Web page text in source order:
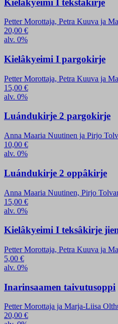
Petter Morottaja, Petra Kuuva ja
20,00 €
alv. 0%
Kielâkyeimi I pargokirje
Petter Morottaja, Petra Kuuva ja
15,00 €
alv. 0%
Luándukirje 2 pargokirje
Anna Maaria Nuutinen ja Pirjo
10,00 €
alv. 0%
Luándukirje 2 oppâkirje
Anna Maaria Nuutinen, Pirjo
15,00 €
alv. 0%
Kielâkyeimi I teksâkirje
Petter Morottaja, Petra Kuuva ja
5,00 €
alv. 0%
Inarinsaamen taivutusoppi
Petter Morottaja ja Marja-Liisa
20,00 €